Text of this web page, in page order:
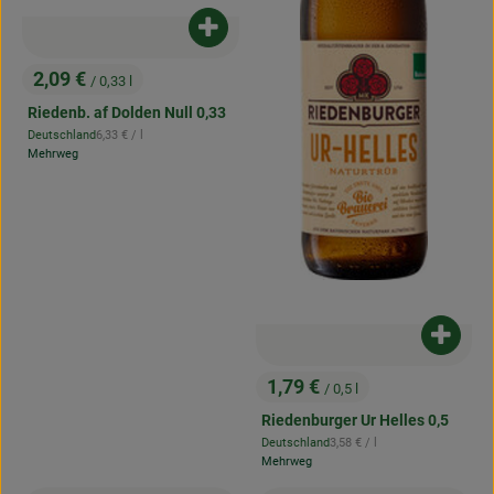
, Preis:
2,09 € / 0,33 l
Riedenb. af Dolden Null 0,33
, Herkunft:
Deutschland, Referenzpreis:
6,33 € / l
Mehrweg
Produkt zum Warenkorb hinzufügen
, Preis:
1,79 € / 0,5 l
Riedenburger Ur Helles 0,5
, Herkunft:
Deutschland, Referenzpreis:
3,58 € / l
Mehrweg